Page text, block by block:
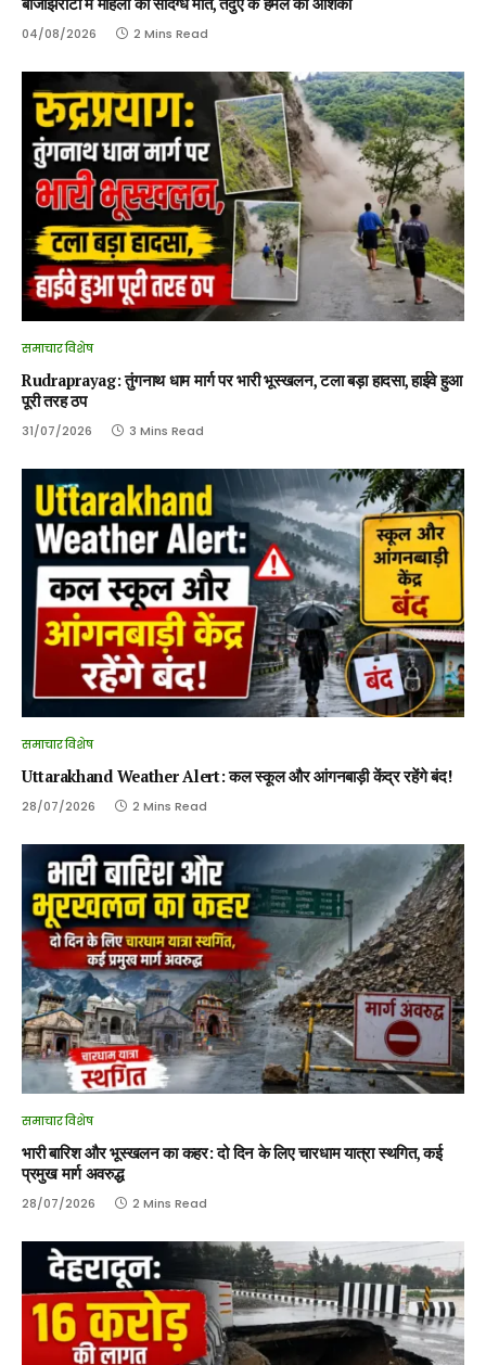
04/08/2026 2 Mins Read
समाचार विशेष
Rudraprayag: तुंगनाथ धाम मार्ग पर भारी भूस्खलन, टला बड़ा हादसा, हाईवे हुआ
पूरी तरह ठप
31/07/2026 3 Mins Read
समाचार विशेष
Uttarakhand Weather Alert: कल स्कूल और आंगनबाड़ी केंद्र रहेंगे बंद!
28/07/2026 2 Mins Read
समाचार विशेष
भारी बारिश और भूस्खलन का कहर: दो दिन के लिए चारधाम यात्रा स्थगित, कई
प्रमुख मार्ग अवरुद्ध
28/07/2026 2 Mins Read